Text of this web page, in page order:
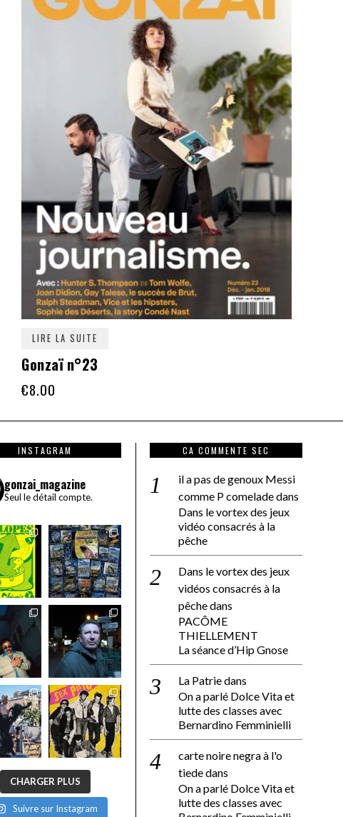
LIRE LA SUITE
Gonzaï n°23
€8.00
INSTAGRAM
gonzai_magazine
Seul le détail compte.
CHARGER PLUS
Suivre sur Instagram
CA COMMENTE SEC
il a pas de genoux Messi
comme P comeladedans
Dans le vortex des jeux
vidéo consacrés à la
pêche
Dans le vortex des jeux
vidéos consacrés à la
pêchedans
PACÔME
THIELLEMENT
La séance d’Hip Gnose
La Patriedans
On a parlé Dolce Vita et
lutte des classes avec
Bernardino Femminielli
carte noire negra à l'o
tiededans
On a parlé Dolce Vita et
lutte des classes avec